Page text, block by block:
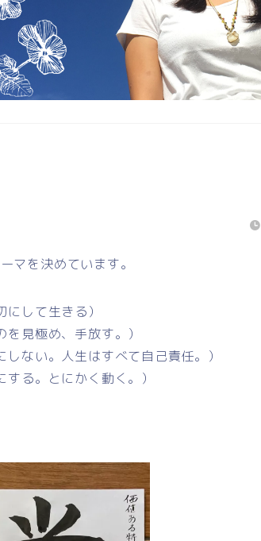
マを決めています。
して生きる）
見極め、手放す。）
ない。人生はすべて自己責任。）
る。とにかく動く。）